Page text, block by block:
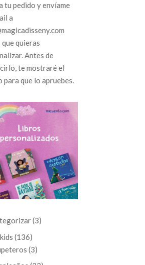
tu pedido y envíame
a
quieras
Antes de
te mostraré el
para que lo apruebes.
33
136136
productos
33
productos